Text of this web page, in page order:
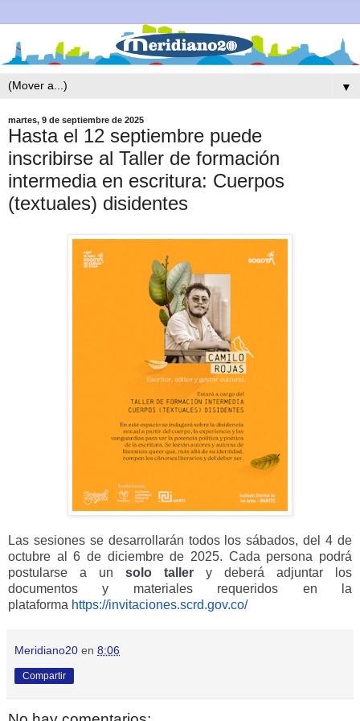
▼
martes, 9 de septiembre de 2025
Hasta el 12 septiembre puede
inscribirse al Taller de formación
intermedia en escritura: Cuerpos
(textuales) disidentes
Las sesiones se desarrollarán todos los sábados, del 4 de
octubre al 6 de diciembre de 2025. Cada persona podrá
postularse a un solo taller y deberá adjuntar los
documentos y materiales requeridos en la
plataforma https://invitaciones.scrd.gov.co/
Meridiano20 en 8:06
Compartir